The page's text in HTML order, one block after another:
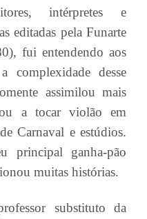
intérpretes e
editadas pela Funarte
fui entendendo aos
complexidade desse
assimilou mais
a tocar violão em
Carnaval e estúdios.
principal ganha-pão
muitas histórias.
substituto da